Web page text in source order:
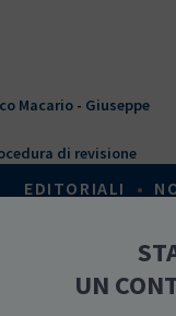
UN
Macario - Giuseppe
di revisione
EDITORIALI •
NOTE